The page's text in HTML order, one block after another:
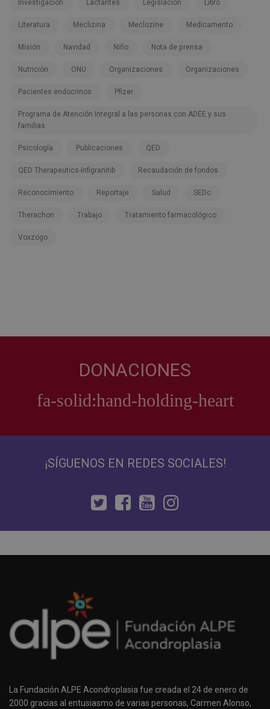
Investigación Lactantes Legislación Libro
Literatura Meclizina Meclozine Medicamento
Misión Navidad Niño Nota de prensa
Nutrición ONU Organizaciones Organizaciones
Pacientes endocrinos Pfizer
Programa de Atención Integral a las personas con ADEE y sus
familias
Psicología Publicaciones QED
QED Therapeutics-Infigranitib Recaudación de fondos
Reconocimiento Reportaje Salud SEDc
Therachon Trabajo Tratamiento farmacológico
Voxzogo
DONACIONES
¡SÍGUENOS EN REDES SOCIALES!
La Fundación ALPE Acondroplasia fue creada el 24 de enero de
2000 gracias al entusiasmo de varias personas, Carmen Alonso,